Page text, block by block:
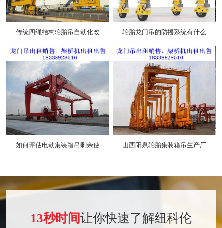
河北邢台轨道式龙门吊生产厂
家受限空间内如何设置龙门吊
轨道基础
轨道式龙门吊的悬臂长度一般
是多少
河北唐山双梁龙门吊生产厂家 河北沧州双梁龙门吊生产厂家
什么区别
13秒时间让你快速了解纽科伦
起重机轻量化工程技术研究中心
营业执照